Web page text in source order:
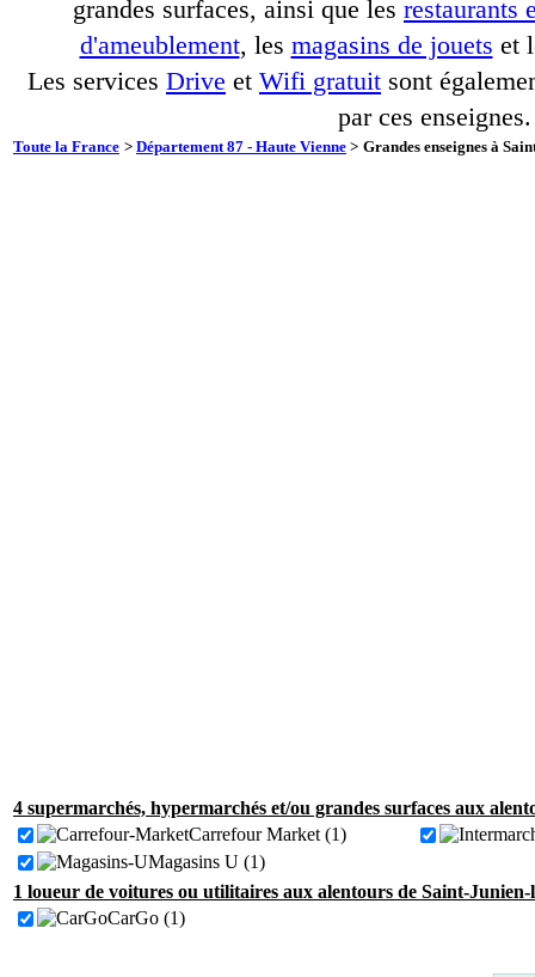
grandes surfaces, ainsi que les restaurants
d'ameublement, les magasins de jouets et
Les services Drive et Wifi gratuit sont
par ces enseignes.
Toute la France > Département 87 - Haute Vienne > Grandes enseignes à
4 supermarchés, hypermarchés et/ou grandes surfaces aux
Carrefour Market (1)
Magasins U (1)
1 loueur de voitures ou utilitaires aux alentours de Saint-Junien-
CarGo (1)